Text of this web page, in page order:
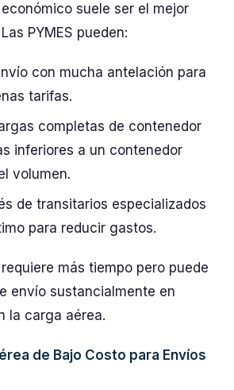
suele ser el mejor
PYMES pueden:
con mucha antelación para
tarifas.
completas de contenedor
inferiores a un contenedor
volumen.
de transitarios especializados
para reducir gastos.
más tiempo pero puede
envío sustancialmente en
la carga aérea.
de Bajo Costo para Envíos